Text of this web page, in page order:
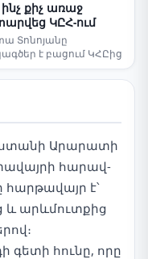
ինչ քիչ առաջ
ԿԸՀ-ում
Տոնոյանը
է բացում ԿՀԸից
Արարատի
հարավ-
հարթավայր է՝
և արևմուտքից
գետի հունը, որը